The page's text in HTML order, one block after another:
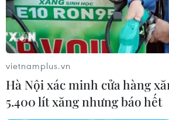
vietnamplus.vn
Hà Nội xác minh cửa hàng
5.400 lít xăng nhưng báo hết